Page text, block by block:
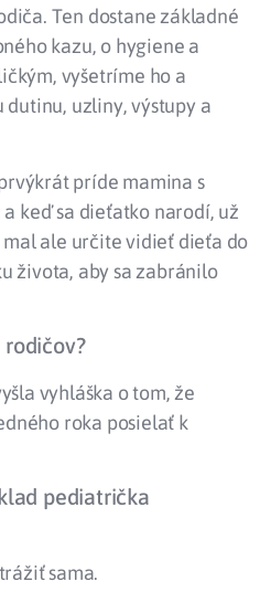
Ten dostane základné
kazu, o hygiene a
vyšetríme ho a
uzliny, výstupy a
príde mamina s
keď sa dieťatko narodí, už
ale určite vidieť dieťa do
života, aby sa zabránilo
vyhláška o tom, že
roka posielať k
pediatrička
sama.